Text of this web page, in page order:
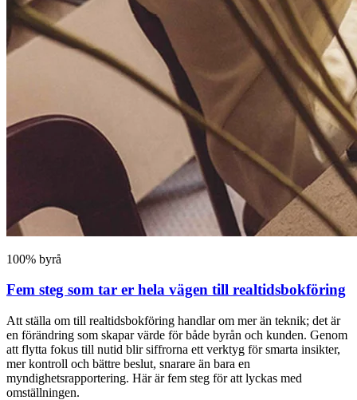
100% byrå
Fem steg som tar er hela vägen till realtidsbokföring
Att ställa om till realtidsbokföring handlar om mer än teknik; det är
en förändring som skapar värde för både byrån och kunden. Genom
att flytta fokus till nutid blir siffrorna ett verktyg för smarta insikter,
mer kontroll och bättre beslut, snarare än bara en
myndighetsrapportering. Här är fem steg för att lyckas med
omställningen.